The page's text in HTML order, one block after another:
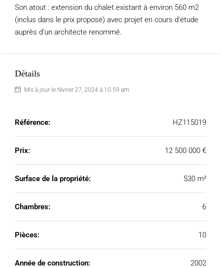
Son atout : extension du chalet existant à environ 560 m2
(inclus dans le prix proposé) avec projet en cours d’étude
auprès d’un architecte renommé.
Détails
Mis à jour le février 27, 2024 à 10:59 am
Référence: HZ115019
Prix: 12 500 000 €
Surface de la propriété: 530 m²
Chambres: 6
Pièces: 10
Année de construction: 2002